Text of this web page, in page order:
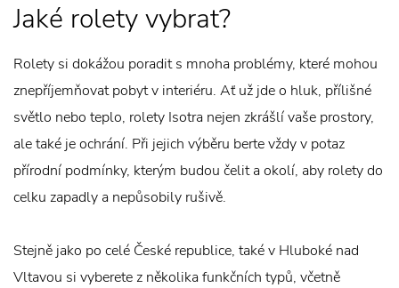
Jaké rolety vybrat?
Rolety si dokážou poradit s mnoha problémy, které mohou
znepříjemňovat pobyt v interiéru. Ať už jde o hluk, přílišné
světlo nebo teplo, rolety Isotra nejen zkrášlí vaše prostory,
ale také je ochrání. Při jejich výběru berte vždy v potaz
přírodní podmínky, kterým budou čelit a okolí, aby rolety do
celku zapadly a nepůsobily rušivě.
Stejně jako po celé České republice, také v Hluboké nad
Vltavou si vyberete z několika funkčních typů, včetně